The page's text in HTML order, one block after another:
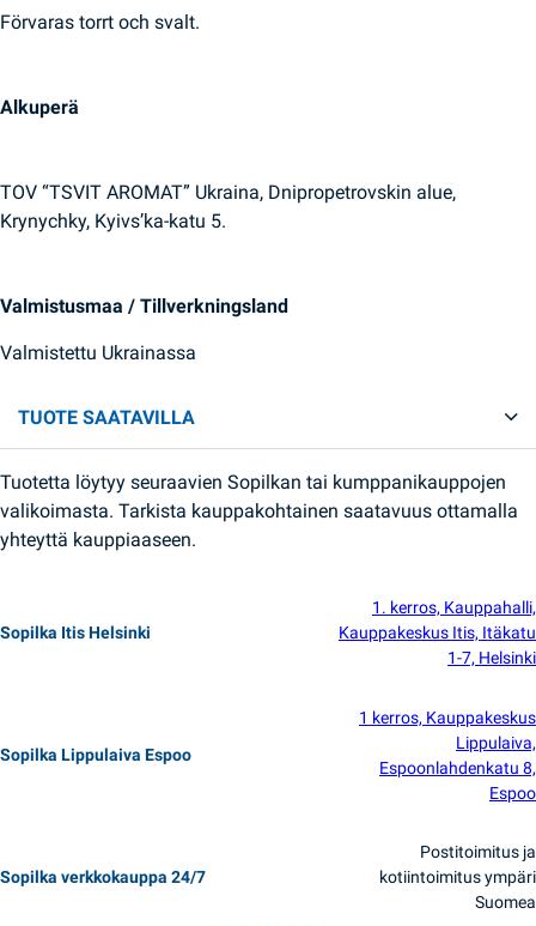
Förvaras torrt och svalt.
Alkuperä
TOV “TSVIT AROMAT” Ukraina, Dnipropetrovskin alue,
Krynychky, Kyivs’ka-katu 5.
Valmistusmaa / Tillverkningsland
Valmistettu Ukrainassa
TUOTE SAATAVILLA
Tuotetta löytyy seuraavien Sopilkan tai kumppanikauppojen
valikoimasta. Tarkista kauppakohtainen saatavuus ottamalla
yhteyttä kauppiaaseen.
Sopilka Itis Helsinki
1. kerros, Kauppahalli,
Kauppakeskus Itis, Itäkatu
1-7, Helsinki
Sopilka Lippulaiva Espoo
1 kerros, Kauppakeskus
Lippulaiva,
Espoonlahdenkatu 8,
Espoo
Sopilka verkkokauppa 24/7
Postitoimitus ja
kotiintoimitus ympäri
Suomea